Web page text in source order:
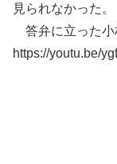
見られなかった。
答弁に立った小
https://youtu.be/